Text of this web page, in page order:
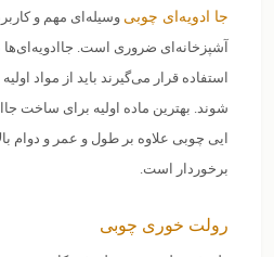
جا ادویه‌‌ای چوبی وسیله‌ای مهم و
آشپزخانه‌ای ضروری است. جاادویه‌ای‌ها
استفاده قرار می‌گیرند باید از مواد
شوند. بهترین ماده اولیه برای ساخت
ایی چوبی علاوه بر طول و عمر و دوام
برخوردار است.
رولت خوری چوبی